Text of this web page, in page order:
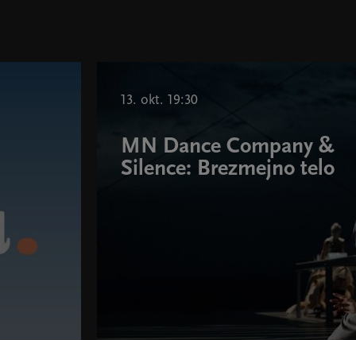
13. okt. 19:30
MN Dance Company &
Silence: Brezmejno telo